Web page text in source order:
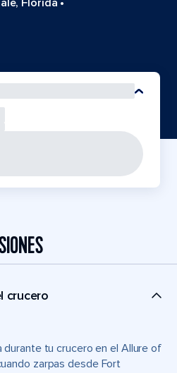
Florida •
crucero
durante tu crucero en el Allure of
zarpas desde Fort